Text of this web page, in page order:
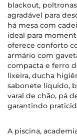
blackout,
agradável para
há mesa com
ideal para
oferece conforto
armário com
compacta e ferro
lixeira, ducha
sabonete líquido,
varal de chão, pá
garantindo
A piscina,